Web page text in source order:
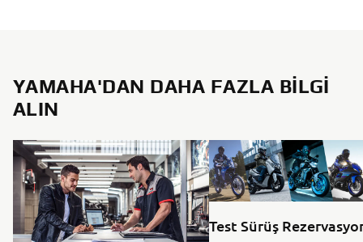
YAMAHA'DAN DAHA FAZLA BILGI
ALIN
Test Sürüş